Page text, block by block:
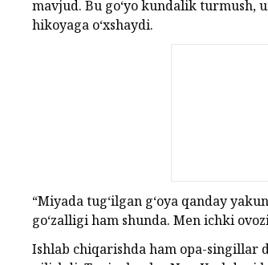
mavjud. Bu go‘yo kundalik
hikoyaga o‘xshaydi.
“Miyada tug‘ilgan g‘oya qanday
go‘zalligi ham shunda. Men ichki
Ishlab chiqarishda ham opa-singillar